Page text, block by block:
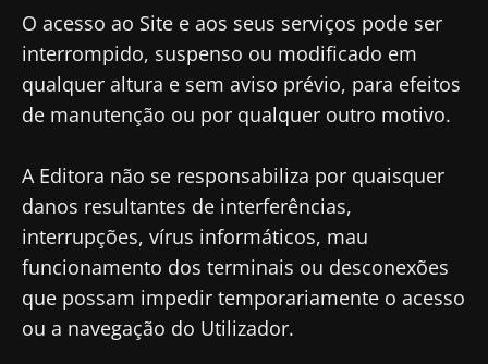
O acesso ao Site e aos seus serviços pode ser
interrompido, suspenso ou modificado em
qualquer altura e sem aviso prévio, para efeitos
de manutenção ou por qualquer outro motivo.
A Editora não se responsabiliza por quaisquer
danos resultantes de interferências,
interrupções, vírus informáticos, mau
funcionamento dos terminais ou desconexões
que possam impedir temporariamente o acesso
ou a navegação do Utilizador.